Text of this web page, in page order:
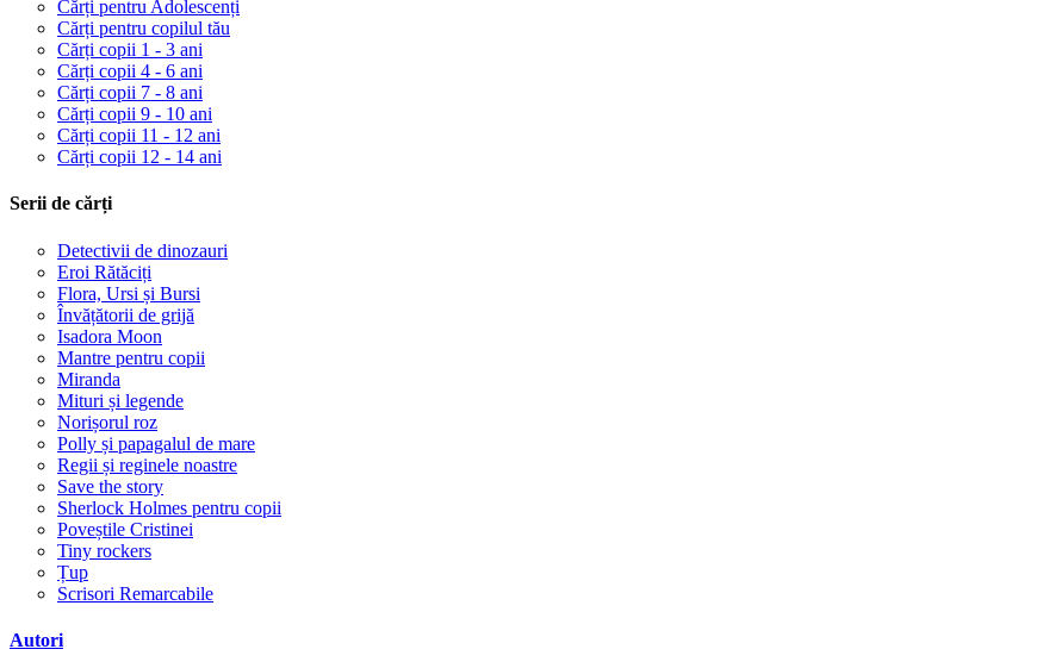
Cărți pentru Adolescenți
Cărți pentru copilul tău
Cărți copii 1 - 3 ani
Cărți copii 4 - 6 ani
Cărți copii 7 - 8 ani
Cărți copii 9 - 10 ani
Cărți copii 11 - 12 ani
Cărți copii 12 - 14 ani
Serii de cărți
Detectivii de dinozauri
Eroi Rătăciți
Flora, Ursi și Bursi
Învățătorii de grijă
Isadora Moon
Mantre pentru copii
Miranda
Mituri și legende
Norișorul roz
Polly și papagalul de mare
Regii și reginele noastre
Save the story
Sherlock Holmes pentru copii
Poveștile Cristinei
Tiny rockers
Țup
Scrisori Remarcabile
Autori